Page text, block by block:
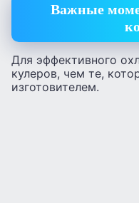
Важные
Для эффективного
кулеров, чем те,
изготовителем.